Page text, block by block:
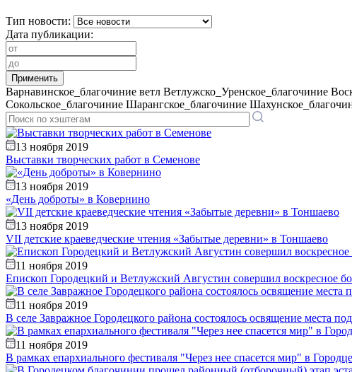
Тип новости:
Дата публикации:
Варнавинское_благочиние ветл Ветлужско_Уренское_благочиние
Сокольское_благочиние Шарангское_благочиние
13 ноября 2019
Выставки творческих работ в Семенове
13 ноября 2019
«День доброты» в Ковернино
13 ноября 2019
VII детские краеведческие чтения «Забытые деревни» в Тоншаево
11 ноября 2019
Епископ Городецкий и Ветлужский Августин совершил воскресное
11 ноября 2019
В селе Завражное Городецкого района состоялось освящение места
11 ноября 2019
В рамках епархиального фестиваля "Через нее спасется мир" в